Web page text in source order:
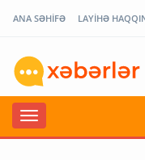
ANA SƏHİFƏ LAYİHƏ